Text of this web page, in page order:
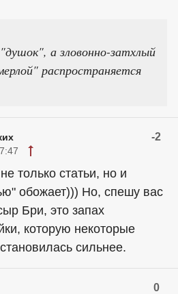
а зловонно-затхлый
распространяется
-2
только статьи, но и
обожает))) Но, спешу вас
Бри, это запах
которую некоторые
сильнее.
0